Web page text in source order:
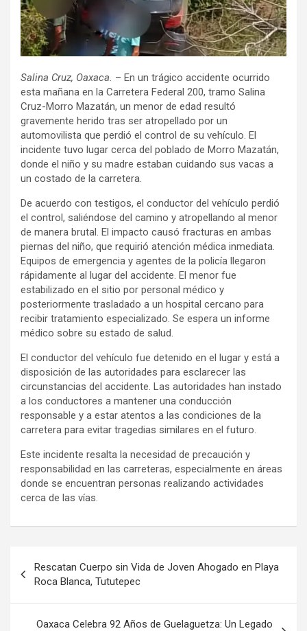
Salina Cruz, Oaxaca. – En un trágico accidente ocurrido
esta mañana en la Carretera Federal 200, tramo Salina
Cruz-Morro Mazatán, un menor de edad resultó
gravemente herido tras ser atropellado por un
automovilista que perdió el control de su vehículo. El
incidente tuvo lugar cerca del poblado de Morro Mazatán,
donde el niño y su madre estaban cuidando sus vacas a
un costado de la carretera.
De acuerdo con testigos, el conductor del vehículo perdió
el control, saliéndose del camino y atropellando al menor
de manera brutal. El impacto causó fracturas en ambas
piernas del niño, que requirió atención médica inmediata.
Equipos de emergencia y agentes de la policía llegaron
rápidamente al lugar del accidente. El menor fue
estabilizado en el sitio por personal médico y
posteriormente trasladado a un hospital cercano para
recibir tratamiento especializado. Se espera un informe
médico sobre su estado de salud.
El conductor del vehículo fue detenido en el lugar y está a
disposición de las autoridades para esclarecer las
circunstancias del accidente. Las autoridades han instado
a los conductores a mantener una conducción
responsable y a estar atentos a las condiciones de la
carretera para evitar tragedias similares en el futuro.
Este incidente resalta la necesidad de precaución y
responsabilidad en las carreteras, especialmente en áreas
donde se encuentran personas realizando actividades
cerca de las vías.
de
entradas
Rescatan Cuerpo sin Vida de Joven Ahogado en Playa
Roca Blanca, Tututepec
Oaxaca Celebra 92 Años de Guelaguetza: Un Legado